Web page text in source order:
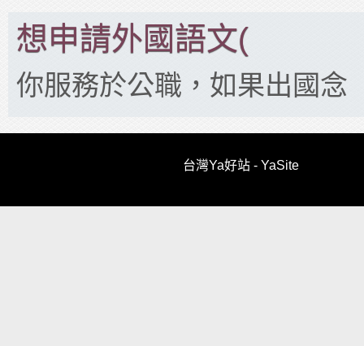
想申請外國語文(
你服務於公職，如果出國念
台灣Ya好站 - YaSite